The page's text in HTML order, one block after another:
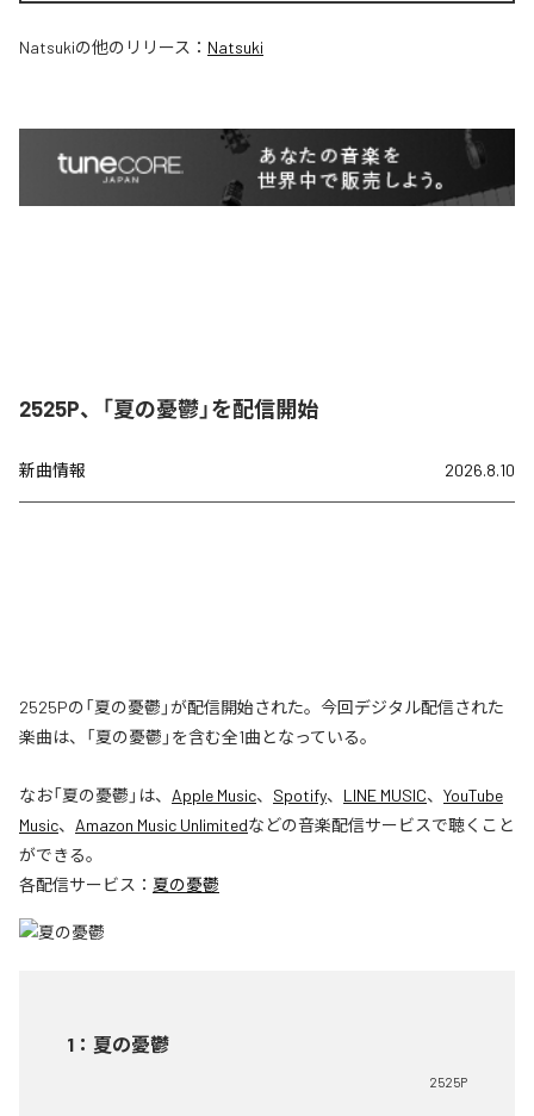
Natsukiの他のリリース： Natsuki
2525P、「夏の憂鬱」を配信開始
新曲情報 2026.8.10
2525Pの「夏の憂鬱」が配信開始された。今回デジタル配信された
楽曲は、「夏の憂鬱」を含む全1曲となっている。
なお「夏の憂鬱 」は、 Apple Music、 Spotify、 LINE MUSIC、 YouTube
Music、 Amazon Music Unlimitedなどの音楽配信サービスで聴くこと
ができる。
各配信サービス： 夏の憂鬱
1 ： 夏の憂鬱
2525P